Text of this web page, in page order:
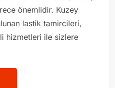
önemlidir. Kuzey
lastik tamircileri,
hizmetleri ile sizlere